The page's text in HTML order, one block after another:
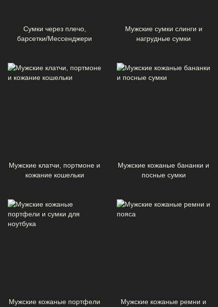
Сумки через плечо,
барсетки/Мессенджери
Мужские сумки слинги и
нагрудные сумки
Мужские клатчи, портмоне и
кожание кошельки
Мужские кожаные бананки и
посные сумки
Мужские кожаные портфели
Мужские кожаные ремни и